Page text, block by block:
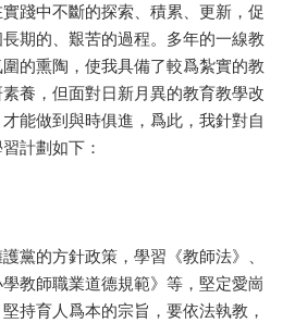
踐中不斷的探索、積累、更新，促
期的、艱苦的過程。多年的一線教
的熏陶，使我具備了較爲紮實的教
養，但面對日新月異的教育教學改
能做到與時俱進，爲此，我針對自
計劃如下：
黨的方針政策，學習《教師法》、
學教師職業道德規範》等，堅定愛崗
持育人爲本的宗旨，要依法執教，